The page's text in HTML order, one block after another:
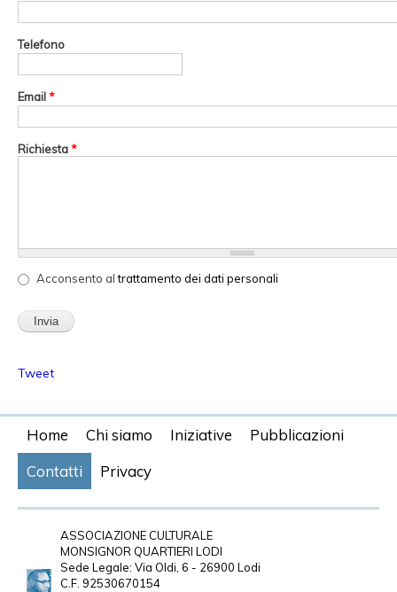
Telefono
Email*
Richiesta*
Acconsento al trattamento dei dati personali*
Acconsento altrattamento dei dati personali
Tweet
Home Chi siamo Iniziative
Pubblicazioni
Contatti
Privacy
ASSOCIAZIONE CULTURALE
MONSIGNOR QUARTIERI LODI
Sede Legale: Via Oldi, 6 - 26900 Lodi
C.F. 92530670154